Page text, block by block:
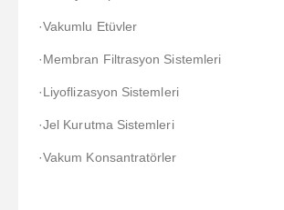
·Vakumlu Etüvler
·Membran Filtrasyon Sistemleri
·Liyoflizasyon Sistemleri
·Jel Kurutma Sistemleri
·Vakum Konsantratörler